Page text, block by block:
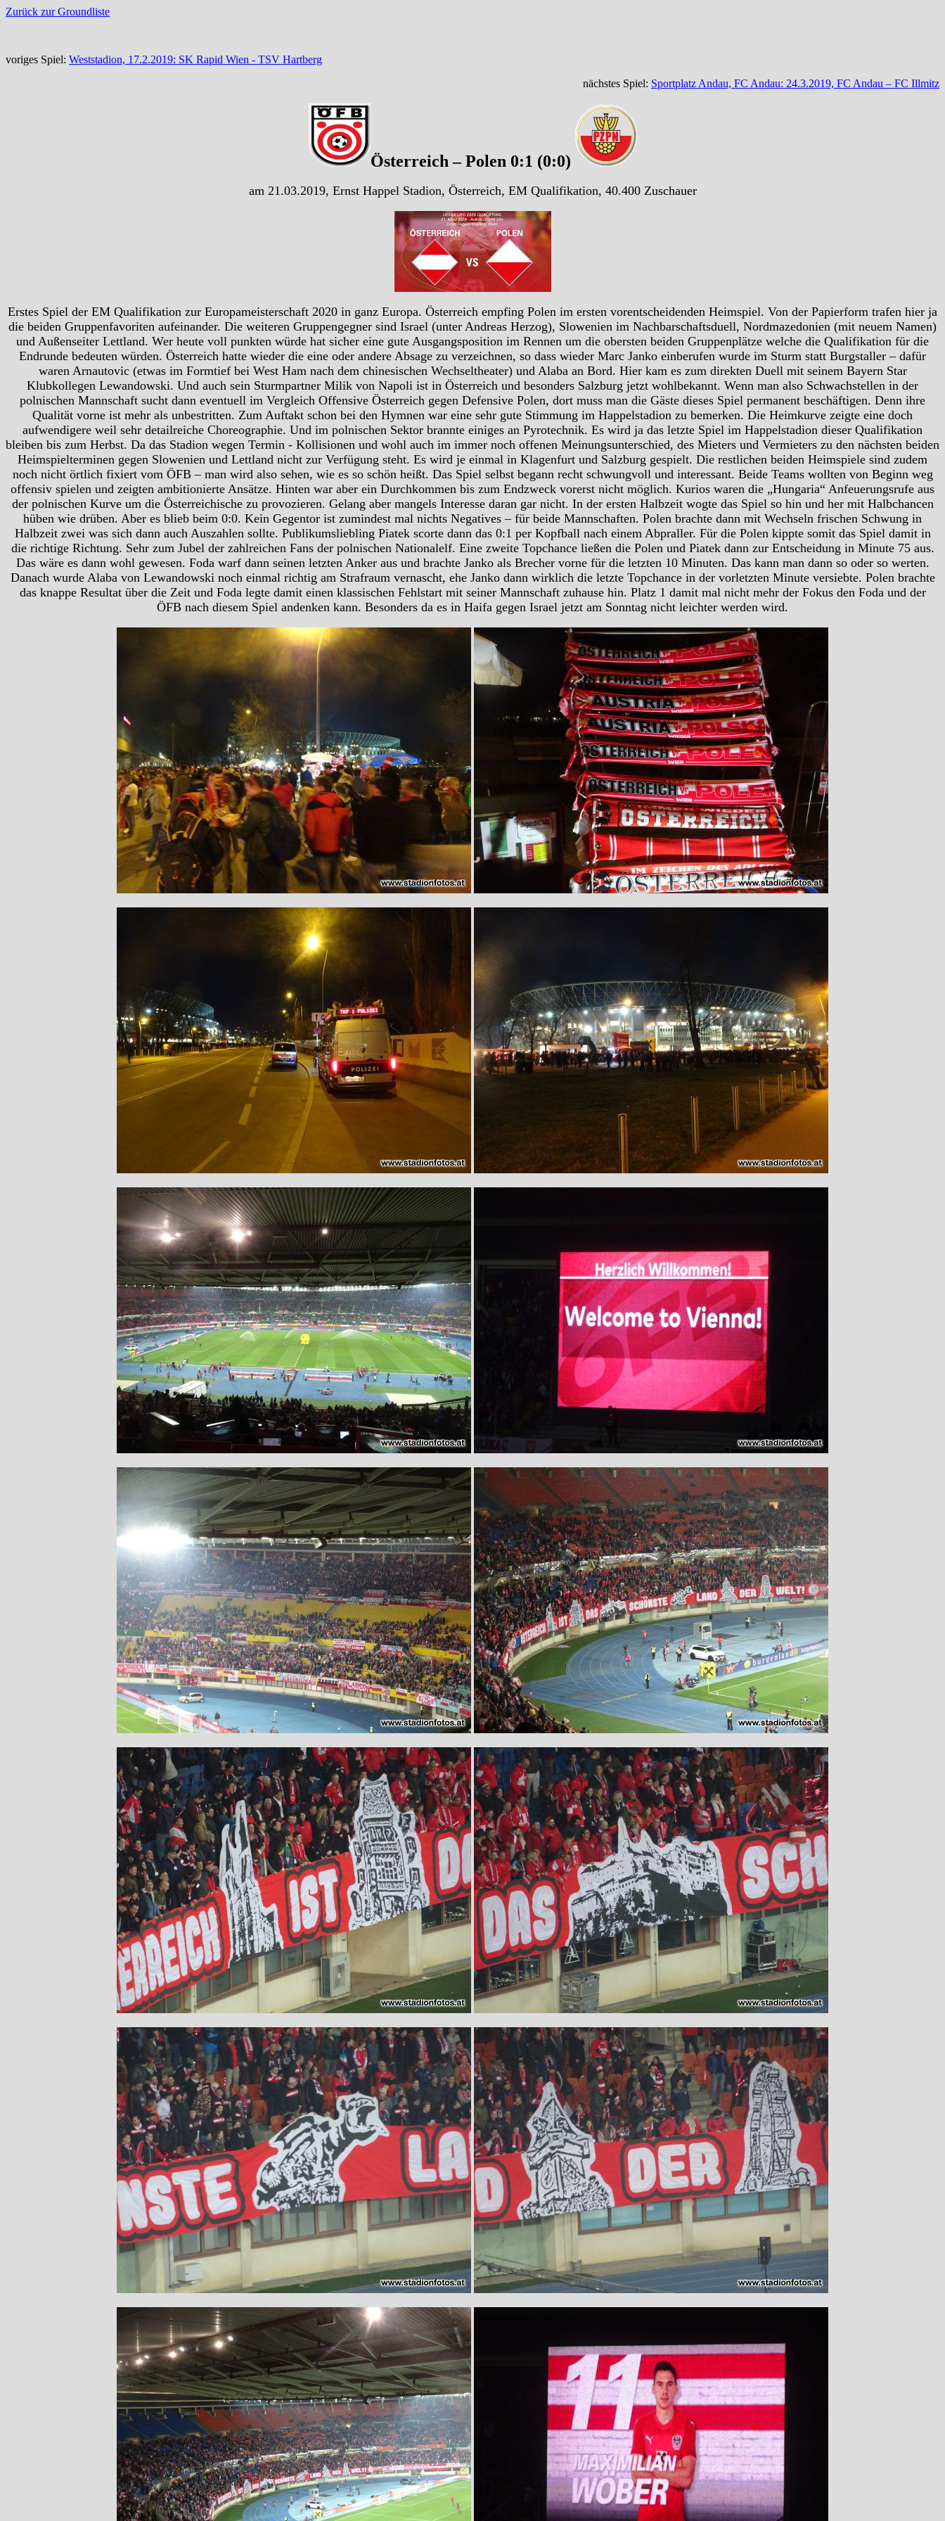
Zurück zur Groundliste
voriges Spiel: Weststadion, 17.2.2019: SK Rapid Wien - TSV Hartberg
nächstes Spiel: Sportplatz Andau, FC Andau: 24.3.2019, FC Andau – FC Illmitz
Österreich – Polen 0:1 (0:0)
am 21.03.2019, Ernst Happel Stadion, Österreich, EM Qualifikation, 40.400 Zuschauer
Erstes Spiel der EM Qualifikation zur Europameisterschaft 2020 in ganz Europa. Österreich empfing Polen im ersten vorentscheidenden Heimspiel. Von der Papierform trafen hier ja
die beiden Gruppenfavoriten aufeinander. Die weiteren Gruppengegner sind Israel (unter Andreas Herzog), Slowenien im Nachbarschaftsduell, Nordmazedonien (mit neuem Namen)
und Außenseiter Lettland. Wer heute voll punkten würde hat sicher eine gute Ausgangsposition im Rennen um die obersten beiden Gruppenplätze welche die Qualifikation für die
Endrunde bedeuten würden. Österreich hatte wieder die eine oder andere Absage zu verzeichnen, so dass wieder Marc Janko einberufen wurde im Sturm statt Burgstaller – dafür
waren Arnautovic (etwas im Formtief bei West Ham nach dem chinesischen Wechseltheater) und Alaba an Bord. Hier kam es zum direkten Duell mit seinem Bayern Star
Klubkollegen Lewandowski. Und auch sein Sturmpartner Milik von Napoli ist in Österreich und besonders Salzburg jetzt wohlbekannt. Wenn man also Schwachstellen in der
polnischen Mannschaft sucht dann eventuell im Vergleich Offensive Österreich gegen Defensive Polen, dort muss man die Gäste dieses Spiel permanent beschäftigen. Denn ihre
Qualität vorne ist mehr als unbestritten. Zum Auftakt schon bei den Hymnen war eine sehr gute Stimmung im Happelstadion zu bemerken. Die Heimkurve zeigte eine doch
aufwendigere weil sehr detailreiche Choreographie. Und im polnischen Sektor brannte einiges an Pyrotechnik. Es wird ja das letzte Spiel im Happelstadion dieser Qualifikation
bleiben bis zum Herbst. Da das Stadion wegen Termin - Kollisionen und wohl auch im immer noch offenen Meinungsunterschied, des Mieters und Vermieters zu den nächsten beiden
Heimspielterminen gegen Slowenien und Lettland nicht zur Verfügung steht. Es wird je einmal in Klagenfurt und Salzburg gespielt. Die restlichen beiden Heimspiele sind zudem
noch nicht örtlich fixiert vom ÖFB – man wird also sehen, wie es so schön heißt. Das Spiel selbst begann recht schwungvoll und interessant. Beide Teams wollten von Beginn weg
offensiv spielen und zeigten ambitionierte Ansätze. Hinten war aber ein Durchkommen bis zum Endzweck vorerst nicht möglich. Kurios waren die „Hungaria“ Anfeuerungsrufe aus
der polnischen Kurve um die Österreichische zu provozieren. Gelang aber mangels Interesse daran gar nicht. In der ersten Halbzeit wogte das Spiel so hin und her mit Halbchancen
hüben wie drüben. Aber es blieb beim 0:0. Kein Gegentor ist zumindest mal nichts Negatives – für beide Mannschaften. Polen brachte dann mit Wechseln frischen Schwung in
Halbzeit zwei was sich dann auch Auszahlen sollte. Publikumsliebling Piatek scorte dann das 0:1 per Kopfball nach einem Abpraller. Für die Polen kippte somit das Spiel damit in
die richtige Richtung. Sehr zum Jubel der zahlreichen Fans der polnischen Nationalelf. Eine zweite Topchance ließen die Polen und Piatek dann zur Entscheidung in Minute 75 aus.
Das wäre es dann wohl gewesen. Foda warf dann seinen letzten Anker aus und brachte Janko als Brecher vorne für die letzten 10 Minuten. Das kann man dann so oder so werten.
Danach wurde Alaba von Lewandowski noch einmal richtig am Strafraum vernascht, ehe Janko dann wirklich die letzte Topchance in der vorletzten Minute versiebte. Polen brachte
das knappe Resultat über die Zeit und Foda legte damit einen klassischen Fehlstart mit seiner Mannschaft zuhause hin. Platz 1 damit mal nicht mehr der Fokus den Foda und der
ÖFB nach diesem Spiel andenken kann. Besonders da es in Haifa gegen Israel jetzt am Sonntag nicht leichter werden wird.